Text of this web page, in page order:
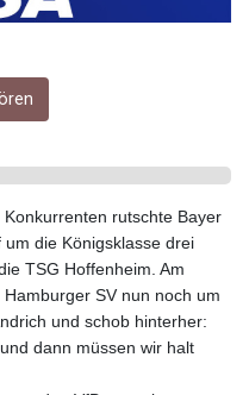
186.038334
0.857373
3.018718
13.514561
84.845162
8.791956
241.124538
9.054775
rutschte Bayer
die Königsklasse drei
TSG Hoffenheim. Am
SV nun noch um
und schob hinterher:
dann müssen wir halt